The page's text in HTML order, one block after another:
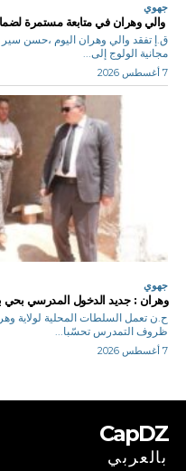
جهوي
والي وهران في متابعة مستمرة
ق.إ تفقد والي وهران اليوم ،حسن
مجانية الولوج إلى...
7 أغسطس 2026
جهوي
وهران : جديد الدخول المدرسي بحي
ح.ن تعمل السلطات المحلية لولاية
ظروف التمدرس تحسّبا...
7 أغسطس 2026
CapDZ
بالعربي